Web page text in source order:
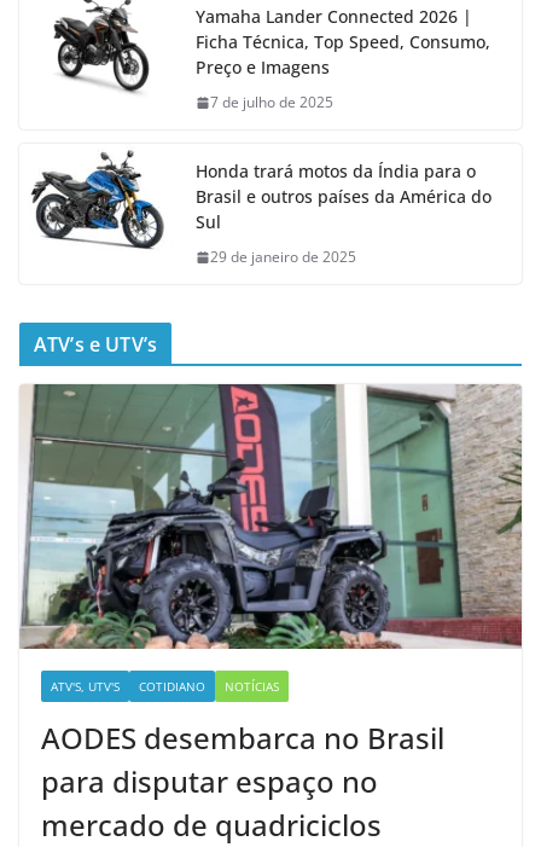
Yamaha Lander Connected 2026 |
Ficha Técnica, Top Speed, Consumo,
Preço e Imagens
7 de julho de 2025
Honda trará motos da Índia para o
Brasil e outros países da América do
Sul
29 de janeiro de 2025
ATV’s e UTV’s
ATV'S, UTV'S COTIDIANO NOTÍCIAS
AODES desembarca no Brasil
para disputar espaço no
mercado de quadriciclos